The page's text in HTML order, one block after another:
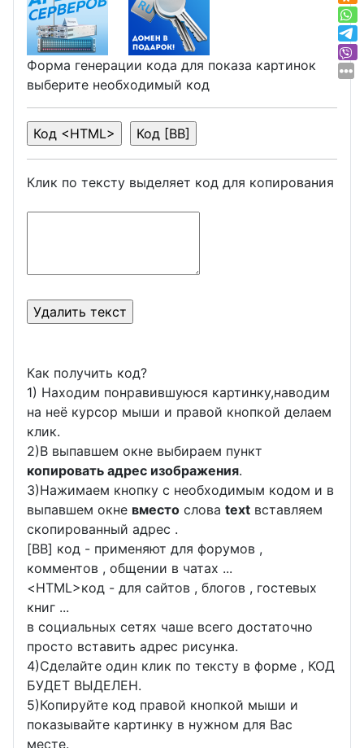
Форма генерации кода для показа картинок
выберите необходимый код
Клик по тексту выделяет код для копирования
Как получить код?
1) Находим понравившуюся картинку,наводим
на неё курсор мыши и правой кнопкой делаем
клик.
2)В выпавшем окне выбираем пункт
копировать адрес изображения.
3)Нажимаем кнопку с необходимым кодом и в
выпавшем окне вместо слова text вставляем
скопированный адрес .
[BB] код - применяют для форумов ,
комментов , общении в чатах ...
<HTML>код - для сайтов , блогов , гостевых
книг ...
в социальных сетях чаше всего достаточно
просто вставить адрес рисунка.
4)Сделайте один клик по тексту в форме , КОД
БУДЕТ ВЫДЕЛЕН.
5)Копируйте код правой кнопкой мыши и
показывайте картинку в нужном для Вас
месте.